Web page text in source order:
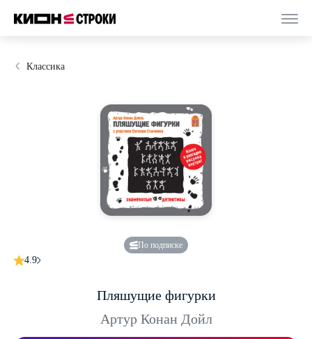
Классика
По подписке
4.9
Пляшущие фигурки
Артур Конан Дойл